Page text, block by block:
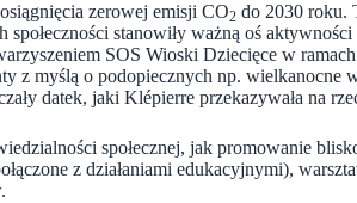
zerowej emisji CO2 do 2030 roku.
społeczności stanowiły ważną oś
SOS Wioski Dziecięce w
z myślą o podopiecznych np. wielkanocne
datek, jaki Klépierre przekazywała na
społecznej, jak promowanie
z działaniami edukacyjnymi),